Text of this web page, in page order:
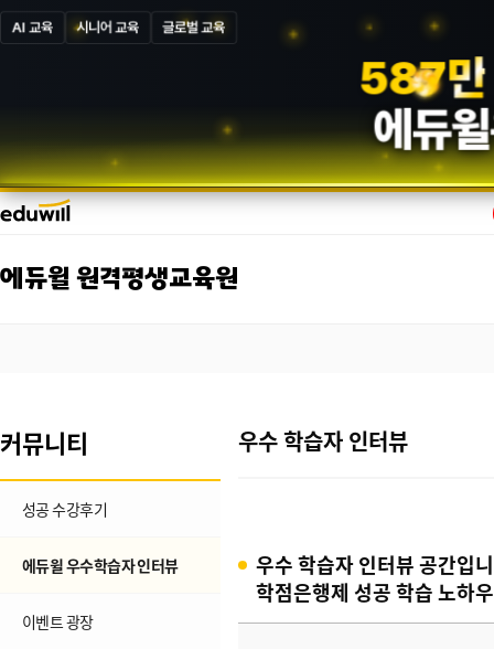
AI 교육 시니어 교육 글로벌 교육
587만
에듀윌
에듀윌 원격평생교육원
커뮤니티
성공 수강후기
에듀윌 우수학습자 인터뷰
이벤트 광장
우수 학습자 인터뷰
우수 학습자 인터뷰 공간입
학점은행제 성공 학습 노하